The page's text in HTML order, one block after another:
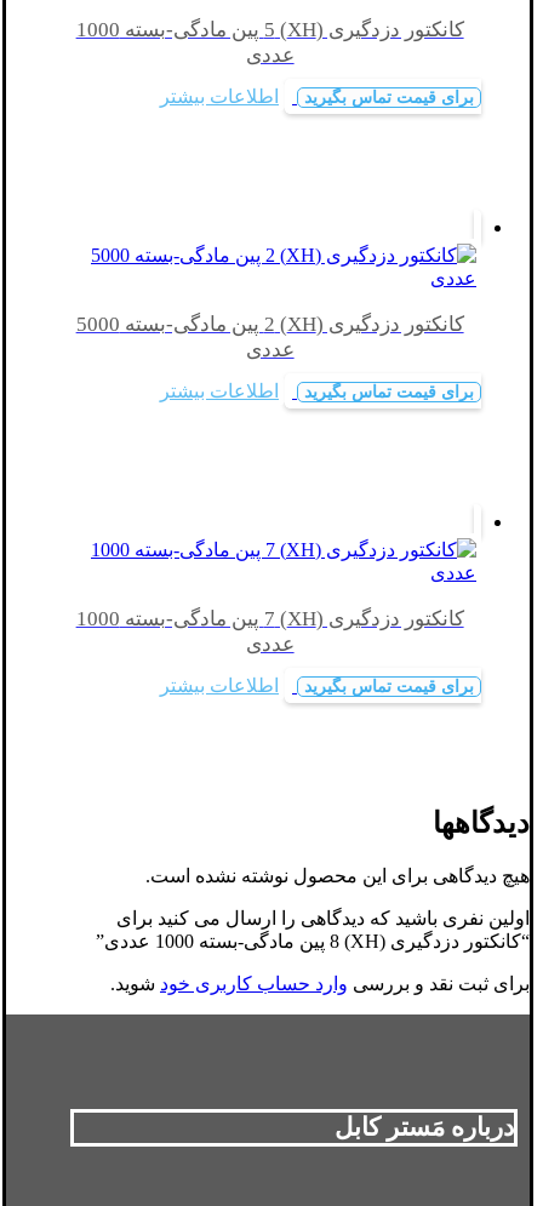
کانکتور دزدگیری (XH) 5 پین مادگی-بسته 1000
عددی
برای قیمت تماس بگیرید اطلاعات بیشتر
کانکتور دزدگیری (XH) 2 پین مادگی-بسته 5000
عددی
برای قیمت تماس بگیرید اطلاعات بیشتر
کانکتور دزدگیری (XH) 7 پین مادگی-بسته 1000
عددی
برای قیمت تماس بگیرید اطلاعات بیشتر
دیدگاهها
هیچ دیدگاهی برای این محصول نوشته نشده است.
اولین نفری باشید که دیدگاهی را ارسال می کنید برای
“کانکتور دزدگیری (XH) 8 پین مادگی-بسته 1000 عددی”
برای ثبت نقد و بررسی وارد حساب کاربری خود شوید.
درباره مَستر کابل